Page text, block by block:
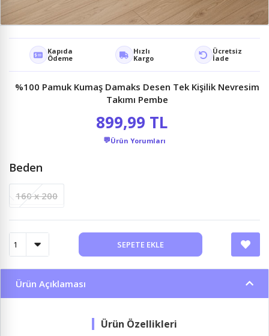
Kapıda
Ödeme
Hızlı
Kargo
Ücretsiz
İade
%100 Pamuk Kumaş Damaks Desen Tek Kişilik Nevresim
Takımı Pembe
899,99 TL
💬Ürün Yorumları
Beden
160 x 200
SEPETE EKLE
Ürün Açıklaması